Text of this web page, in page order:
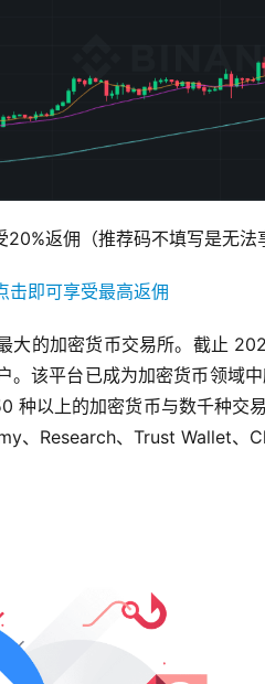
返佣（推荐码不填写是无法
击即可享受最高返佣
大的加密货币交易所。截止
该平台已成为加密货币领域
种以上的加密货币与数千种交
、Research、Trust Wallet、